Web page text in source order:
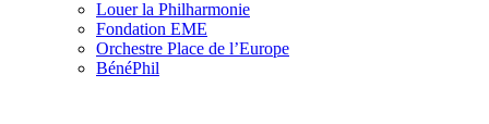
Louer la Philharmonie
Fondation EME
Orchestre Place de l’Europe
BénéPhil